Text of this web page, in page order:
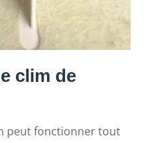
clim de
peut fonctionner tout